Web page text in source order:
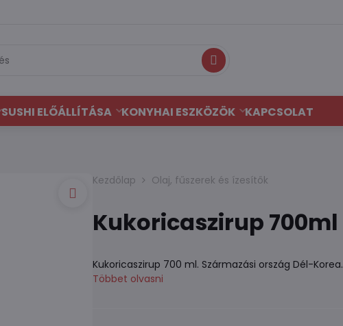
Keresés
SUSHI ELŐÁLLÍTÁSA KONYHAI ESZKÖZÖK KAPCSOLAT
Kezdőlap Olaj, fűszerek és ízesítők
Kukoricaszirup 700ml
Kukoricaszirup 700 ml. Származási ország Dél-Korea.
Többet olvasni